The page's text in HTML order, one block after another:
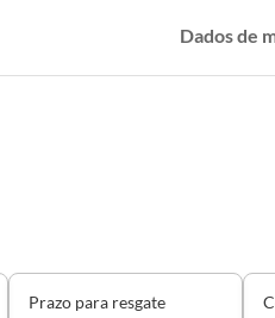
Dados de
Prazo para resgate